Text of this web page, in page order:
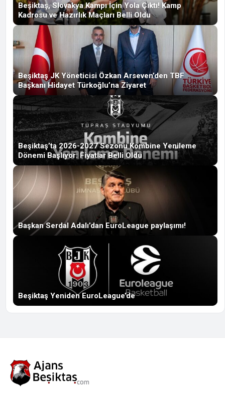
Beşiktaş, Slovakya Kampı İçin Yola Çıktı! Kamp
Kadrosu ve Hazırlık Maçları Belli Oldu
Beşiktaş JK Yöneticisi Özkan Arseven’den TBF
Başkanı Hidayet Türkoğlu’na Ziyaret
Beşiktaş’ta 2026-2027 Sezonu Kombine Yenileme
Dönemi Başlıyor: Fiyatlar Belli Oldu
Başkan Serdal Adalı’dan EuroLeague paylaşımı!
Beşiktaş Yeniden EuroLeague’de